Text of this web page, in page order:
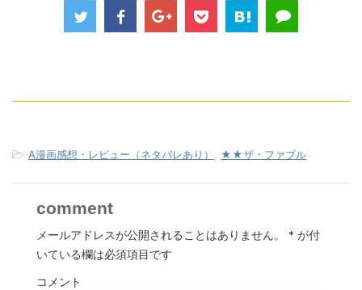
-A漫画感想・レビュー（ネタバレあり） ★★ザ・ファブル
comment
メールアドレスが公開されることはありません。 * が付
いている欄は必須項目です
コメント